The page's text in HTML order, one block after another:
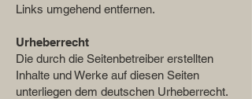
Links umgehend entfernen.
Urheberrecht
Die durch die Seitenbetreiber erstellten
Inhalte und Werke auf diesen Seiten
unterliegen dem deutschen Urheberrecht.